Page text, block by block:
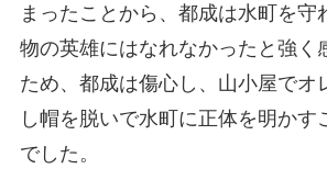
まったことから、都成は水町を守
物の英雄にはなれなかったと強く
ため、都成は傷心し、山小屋でオ
し帽を脱いで水町に正体を明かす
でした。